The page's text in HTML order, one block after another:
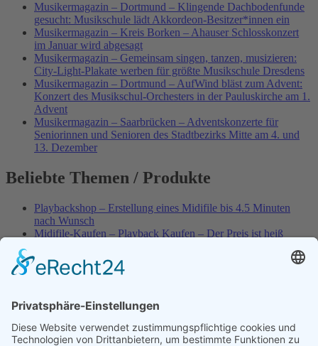
Musikermagazin – Dortmund – Klingende Dachbodenfunde
gesucht: Musikschule lädt Akkordeon-Besitzer*innen ein
Musikermagazin – Kreis Borken – Ahauser Schlosskonzert
im Januar wird abgesagt
Musikermagazin – Gemeinsam singen, tanzen, musizieren:
City-Light-Plakate werben für größte Musikschule Dresdens
Musikermagazin – Dortmund – AufWind bläst zum Advent:
Konzert des Musikschul-Orchesters in der Pauluskirche am 1.
Advent
Musikermagazin – Saarbrücken – Adventskonzerte für
Seniorinnen und Senioren des Stadtbezirks Mitte am 4. und
13. Dezember
Beliebte Themen / Produkte
Playbackshop – Erstellung eines Midifile bis 4.5 Minuten
nach Wunsch
Midifile-Kaufen – Playback Kaufen – Der Preis ist heiß
Best of Karaoke – Roy Black – Playbacks – Absolute Rarität
World-of-Karaoke – Midifiles kaufen – Ich baue Dein
Playbackshop – Erstellung eines Wunschmidifile bis 3.5
Minuten
10 Spanische All-TIME Sommerhits als Karaoke-Playbacks –